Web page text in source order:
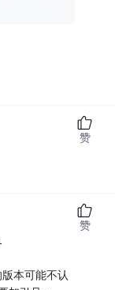
赞
本可能不认
赞